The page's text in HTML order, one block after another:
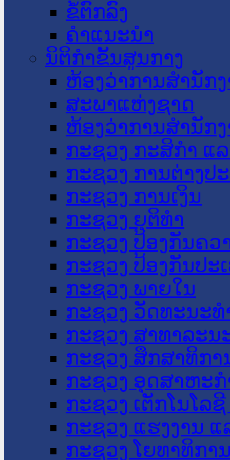
ຂໍ້ຕົກລົງ
ຄໍາແນະນໍາ
ນິຕິກໍາຂັ້ນສູນກາງ
ຫ້ອງວ່າການສໍານັກ
ສະພາແຫ່ງຊາດ
ຫ້ອງວ່າການສຳນັກ
ກະຊວງ ກະສິກຳ ແ
ກະຊວງ ການຕ່າງປ
ກະຊວງ ການເງິນ
ກະຊວງ ຍຸຕິທໍາ
ກະຊວງ ປ້ອງກັນຄວ
ກະຊວງ ປ້ອງກັນປະ
ກະຊວງ ພາຍໃນ
ກະຊວງ ວັດທະນະ
ກະຊວງ ສາທາລະນ
ກະຊວງ ສຶກສາທິກາ
ກະຊວງ ອຸດສາຫະ
ກະຊວງ ເຕັກໂນໂລ
ກະຊວງ ແຮງງານ
ກະຊວງ ໂຍທາທິກາ